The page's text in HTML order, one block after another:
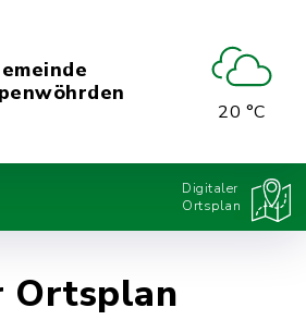
20 °C
Digitaler
Ortsplan
Ortsplan